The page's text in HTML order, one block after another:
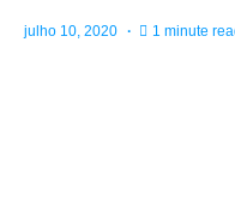
julho 10, 2020 1 minute